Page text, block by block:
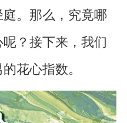
。那么，究竟哪
？接下来，我们
花心指数。